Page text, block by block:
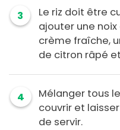
3
Le riz doit être
ajouter une
crème fraîche,
de citron râpé
4
Mélanger tous
couvrir et
de servir.